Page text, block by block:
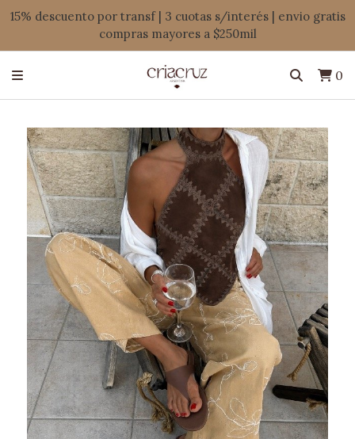
15% descuento por transf | 3 cuotas s/interés | envio gratis
compras mayores a $250mil
0